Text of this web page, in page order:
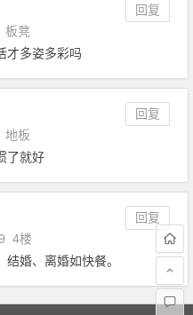
回复
板凳
才多姿多彩吗
回复
地板
了就好
回复
4楼
婚、离婚如快餐。